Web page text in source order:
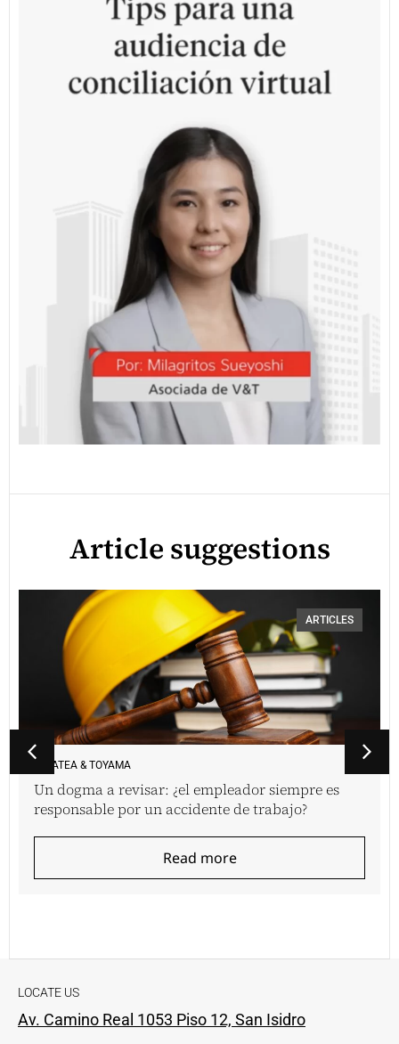
Article suggestions
ARTICLES
VINATEA & TOYAMA
Un dogma a revisar: ¿el empleador siempre es
responsable por un accidente de trabajo?
Read more
LOCATE US
Av. Camino Real 1053 Piso 12, San Isidro